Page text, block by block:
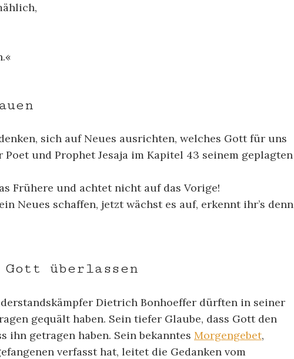
sich auf Neues ausrichten, welches Gott für uns
und Prophet Jesaja im Kapitel 43 seinem geplagten
Frühere und achtet nicht auf das Vorige!
Neues schaffen, jetzt wächst es auf, erkennt ihr’s denn
Gott überlassen
Dietrich Bonhoeffer dürften in seiner
gequält haben. Sein tiefer Glaube, dass Gott den
ihn getragen haben. Sein bekanntes Morgengebet,
verfasst hat, leitet die Gedanken vom